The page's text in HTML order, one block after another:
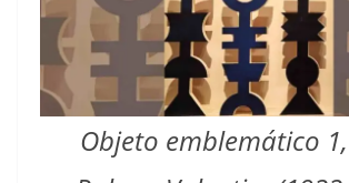
Objeto emblemático